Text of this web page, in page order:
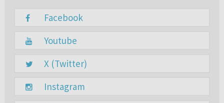
Facebook
Youtube
X (Twitter)
Instagram